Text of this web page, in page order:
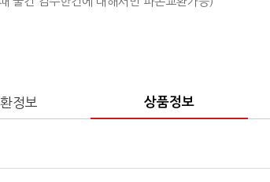
정보 상품정보